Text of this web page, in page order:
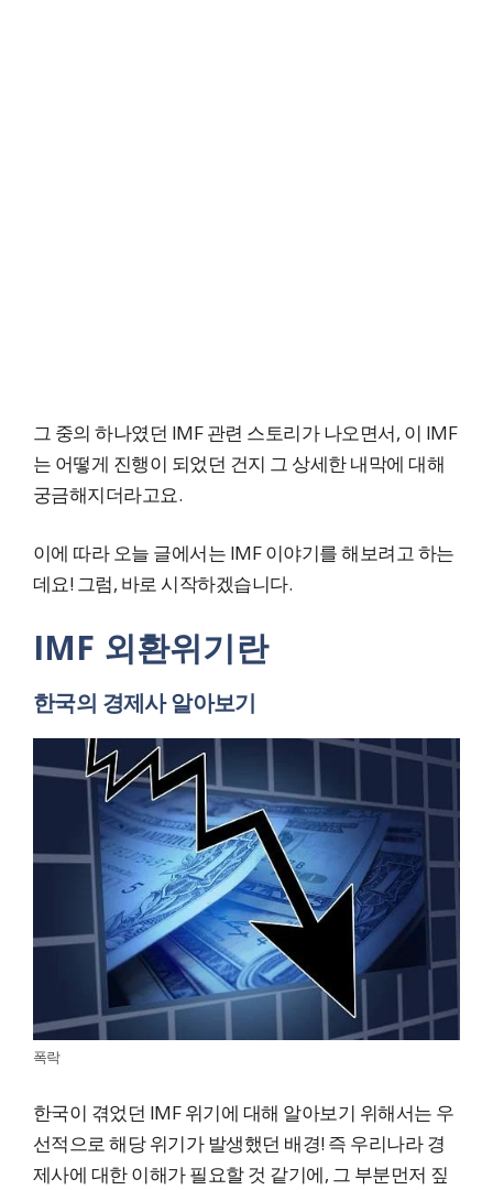
그 중의 하나였던 IMF 관련 스토리가 나오면서, 이 IMF
는 어떻게 진행이 되었던 건지 그 상세한 내막에 대해
궁금해지더라고요.
이에 따라 오늘 글에서는 IMF 이야기를 해보려고 하는
데요! 그럼, 바로 시작하겠습니다.
IMF 외환위기란
한국의 경제사 알아보기
폭락
한국이 겪었던 IMF 위기에 대해 알아보기 위해서는 우
선적으로 해당 위기가 발생했던 배경! 즉 우리나라 경
제사에 대한 이해가 필요할 것 같기에, 그 부분먼저 짚